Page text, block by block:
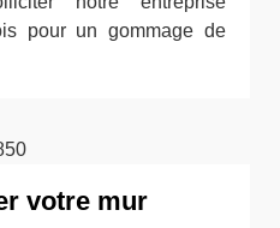
pour un gommage de
votre mur